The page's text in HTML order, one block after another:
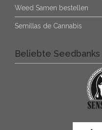
Weed Samen bestellen
Semillas de Cannabis
Beliebte Seedbanks